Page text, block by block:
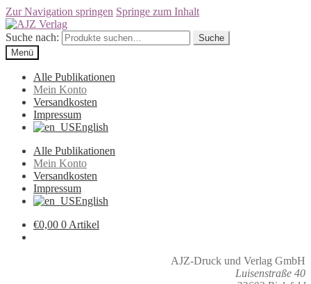
Zur Navigation springen Springe zum Inhalt
Suche nach:
Suche
Menü
Alle Publikationen
Mein Konto
Versandkosten
Impressum
English
Alle Publikationen
Mein Konto
Versandkosten
Impressum
English
€0,00 0 Artikel
AJZ-Druck und Verlag GmbH
Luisenstraße 40